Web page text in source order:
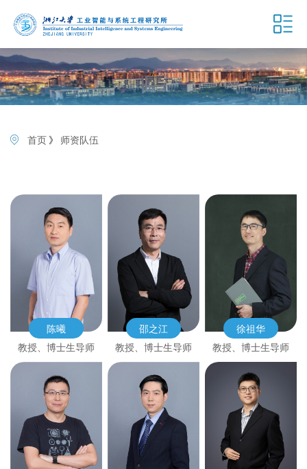
首页 》 师资队伍
陈曦
教授、博士生导师
邵之江
教授、博士生导师
徐祖华
教授、博士生导师